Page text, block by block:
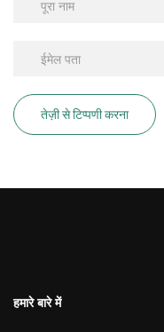
तेज़ी से टिप्पणी करना
हमारे बारे में